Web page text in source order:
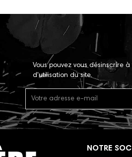
Vous pouvez vous désinscrire
d'utilisation du site.
NOTRE